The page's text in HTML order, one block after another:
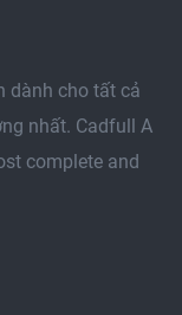
dành cho tất cả
nhất. Cadfull A
complete and